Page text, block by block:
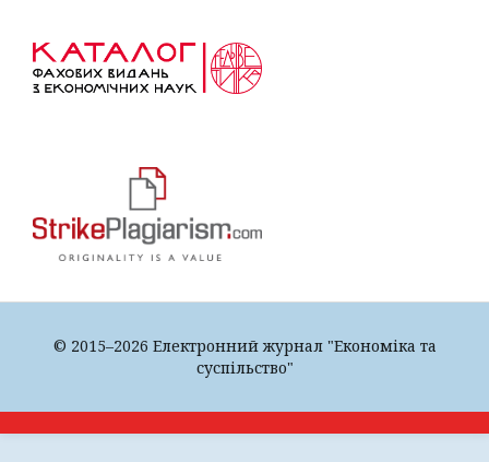
© 2015–2026 Електронний журнал "Економіка та
суспільство"